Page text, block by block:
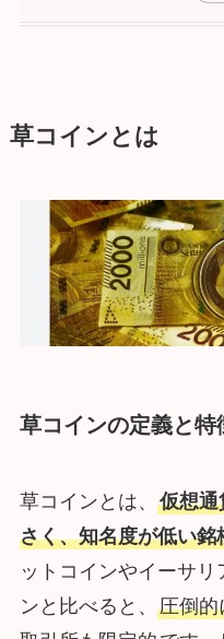
草コインとは
草コインの定義と特
草コインとは、 仮想通
さく、知名度が低い銘
ットコインやイーサ
ンと比べると、 圧倒的